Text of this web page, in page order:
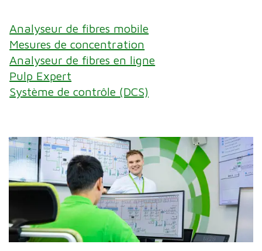
Analyseur de fibres mobile
Mesures de concentration
Analyseur de fibres en ligne
Pulp Expert
Système de contrôle (DCS)